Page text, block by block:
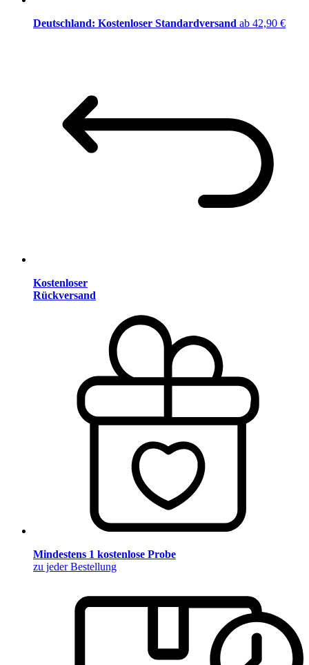
Deutschland: Kostenloser Standardversand ab 42,90 €
Kostenloser
Rückversand
Mindestens 1 kostenlose Probe
zu jeder Bestellung